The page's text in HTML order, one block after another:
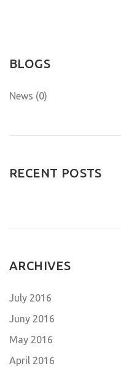
BLOGS
News (0)
RECENT POSTS
ARCHIVES
July 2016
Juny 2016
May 2016
April 2016